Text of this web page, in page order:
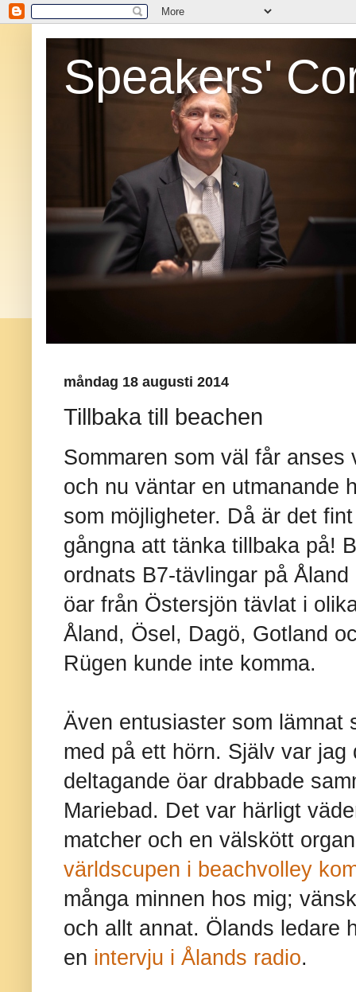
Speakers'
måndag 18 augusti 2014
Tillbaka till beachen
Sommaren som väl får
och nu väntar en utmanande
som möjligheter. Då är det
gångna att tänka tillbaka på!
ordnats B7-tävlingar på
öar från Östersjön tävlat i
Åland, Ösel, Dagö, Gotland
Rügen kunde inte komma.
Även entusiaster som lämnat
med på ett hörn. Själv var jag
deltagande öar drabbade
Mariebad. Det var härligt
matcher och en välskött
världscupen i beachvolley
många minnen hos mig;
och allt annat. Ölands ledare
en intervju i Ålands radio.